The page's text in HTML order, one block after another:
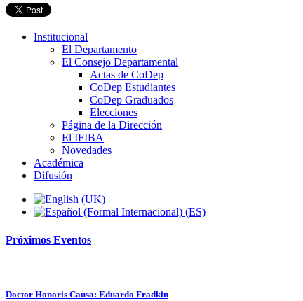
Institucional
El Departamento
El Consejo Departamental
Actas de CoDep
CoDep Estudiantes
CoDep Graduados
Elecciones
Página de la Dirección
El IFIBA
Novedades
Académica
Difusión
Próximos Eventos
Doctor Honoris Causa: Eduardo Fradkin